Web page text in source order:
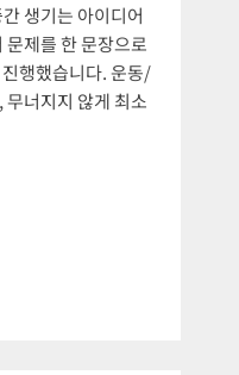
생기는 아이디어
제를 한 문장으로
행했습니다. 운동/
너지지 않게 최소